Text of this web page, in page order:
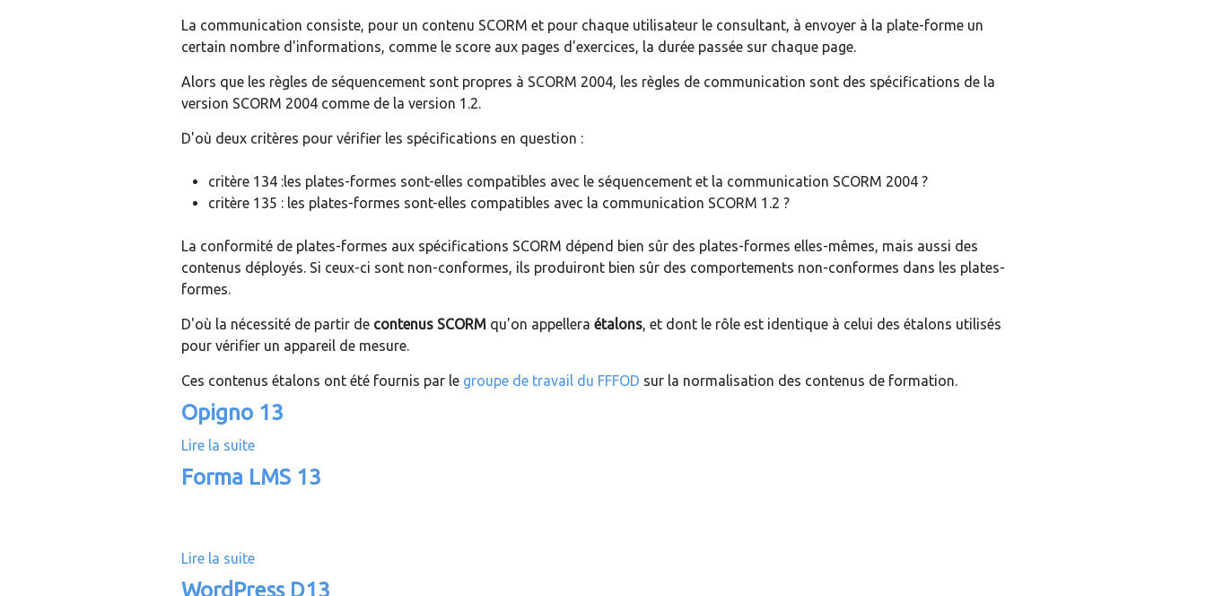
La communication consiste, pour un contenu SCORM et pour chaque utilisateur le consultant, à envoyer à la plate-forme un
certain nombre d'informations, comme le score aux pages d'exercices, la durée passée sur chaque page.
Alors que les règles de séquencement sont propres à SCORM 2004, les règles de communication sont des spécifications de la
version SCORM 2004 comme de la version 1.2.
D'où deux critères pour vérifier les spécifications en question :
critère 134 :les plates-formes sont-elles compatibles avec le séquencement et la communication SCORM 2004 ?
critère 135 : les plates-formes sont-elles compatibles avec la communication SCORM 1.2 ?
La conformité de plates-formes aux spécifications SCORM dépend bien sûr des plates-formes elles-mêmes, mais aussi des
contenus déployés. Si ceux-ci sont non-conformes, ils produiront bien sûr des comportements non-conformes dans les plates-
formes.
D'où la nécessité de partir de contenus SCORM qu'on appellera étalons, et dont le rôle est identique à celui des étalons utilisés
pour vérifier un appareil de mesure.
Ces contenus étalons ont été fournis par le groupe de travail du FFFOD sur la normalisation des contenus de formation.
Opigno 13
Lire la suite
O
Forma LMS 13
Lire la suite
WordPress D13